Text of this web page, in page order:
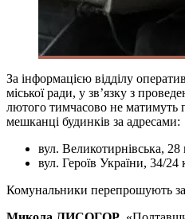
За інформацією відділу
міської ради, у зв’язку з
лютого тимчасово не матимуть
мешканці будинків за адресами:
вул. Великотирнівська,
️вул. Героїв України, 34/24
Комунальники перепрошують за